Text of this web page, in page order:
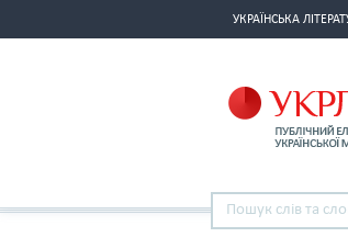
УКРАЇНСЬКА